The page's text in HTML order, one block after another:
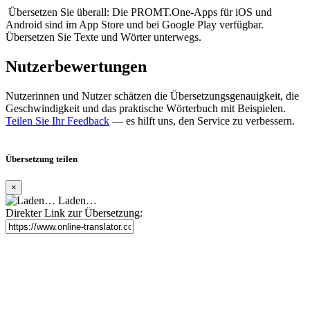
Übersetzen Sie überall: Die PROMT.One-Apps für iOS und
Android sind im App Store und bei Google Play verfügbar.
Übersetzen Sie Texte und Wörter unterwegs.
Nutzerbewertungen
Nutzerinnen und Nutzer schätzen die Übersetzungsgenauigkeit, die
Geschwindigkeit und das praktische Wörterbuch mit Beispielen.
Teilen Sie Ihr Feedback — es hilft uns, den Service zu verbessern.
Übersetzung teilen
×
Laden…
Direkter Link zur Übersetzung: